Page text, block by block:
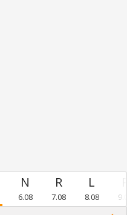
6.08 7.08 8.08